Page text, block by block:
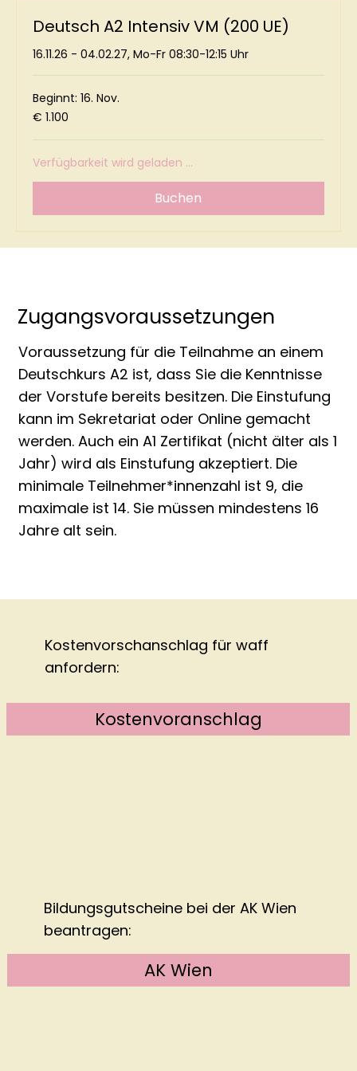
Deutsch A2 Intensiv VM (200 UE)
16.11.26 - 04.02.27, Mo-Fr 08:30-12:15 Uhr
Beginnt: 16. Nov.
1.100
Euro
€ 1.100
Verfügbarkeit wird geladen ...
Buchen
Zugangsvoraussetzungen
Voraussetzung für die Teilnahme an einem
Deutschkurs A2 ist, dass Sie die Kenntnisse
der Vorstufe bereits besitzen. Die Einstufung
kann im Sekretariat oder Online gemacht
werden. Auch ein A1 Zertifikat (nicht älter als 1
Jahr) wird als Einstufung akzeptiert. Die
minimale Teilnehmer*innenzahl ist 9, die
maximale ist 14. Sie müssen mindestens 16
Jahre alt sein.
Kostenvorschanschlag für waff
anfordern:
Kostenvoranschlag
Bildungsgutscheine bei derAK Wien
beantragen:
AK Wien